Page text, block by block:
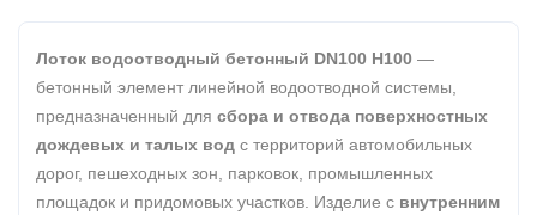
Лоток водоотводный бетонный DN100 H100 —
бетонный элемент линейной водоотводной системы,
предназначенный для сбора и отвода поверхностных
дождевых и талых вод с территорий автомобильных
дорог, пешеходных зон, парковок, промышленных
площадок и придомовых участков. Изделие с внутренним